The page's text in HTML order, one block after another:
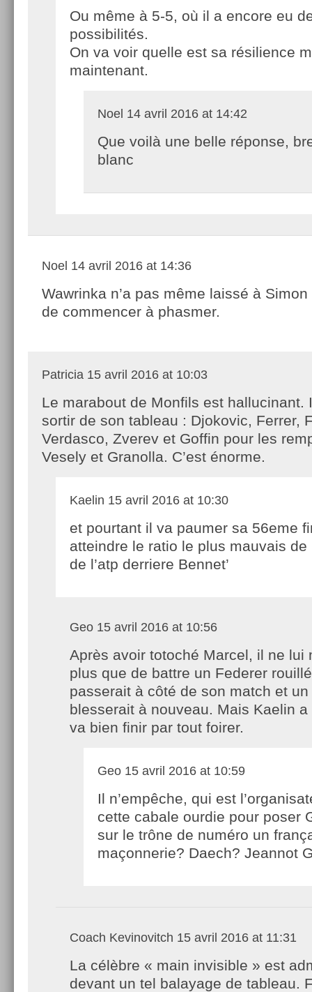
Ou même à 5-5, où il a encore eu
possibilités.
On va voir quelle est sa résilience
maintenant.
Noel 14 avril 2016 at 14:42
Que voilà une belle réponse,
blanc
Noel 14 avril 2016 at 14:36
Wawrinka n’a pas même laissé à
de commencer à phasmer.
Patricia 15 avril 2016 at 10:03
Le marabout de Monfils est hallucinant.
sortir de son tableau : Djokovic, Ferrer,
Verdasco, Zverev et Goffin pour les
Vesely et Granolla. C’est énorme.
Kaelin 15 avril 2016 at 10:30
et pourtant il va paumer sa 56eme
atteindre le ratio le plus mauvais de
de l’atp derriere Bennet’
Geo 15 avril 2016 at 10:56
Après avoir totoché Marcel, il ne lui
plus que de battre un Federer
passerait à côté de son match et
blesserait à nouveau. Mais Kaelin
va bien finir par tout foirer.
Geo 15 avril 2016 at 10:59
Il n’empêche, qui est
cette cabale ourdie pour poser
sur le trône de numéro un
maçonnerie? Daech? Jeannot
Coach Kevinovitch 15 avril 2016 at 11:31
La célèbre « main invisible » est
devant un tel balayage de tableau.